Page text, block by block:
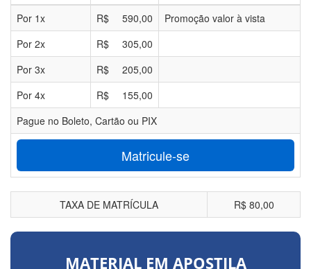
Por 1x R$ 590,00
Promoção valor à vista
Por 2x R$
305,00
Por 3x R$
205,00
Por 4x R$
155,00
Pague no Boleto, Cartão ou PIX
Matricule-se
TAXA DE MATRÍCULA R$ 80,00
MATERIAL EM APOSTILA